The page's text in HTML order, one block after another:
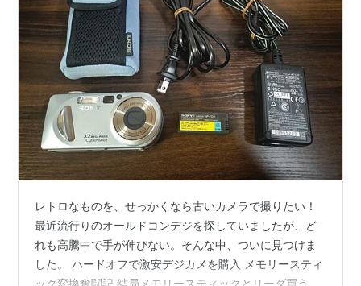
レトロなものを、せっかくなら古いカメラで撮りたい！
最近流行りのオールドコンデジを探していましたが、ど
れも高騰中で手が伸びない。そんな中、ついに見つけま
した。 ハードオフで激安デジカメを購入 メモリースティ
ック変換奮闘記 結局メモリースティックとリーダ買うの